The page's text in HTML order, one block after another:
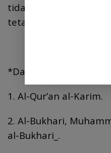
tidak hanya
tetapi juga menjamin
*Daftar Rujukan*
1. Al-Qur’an al-Karim.
2. Al-Bukhari,
al-Bukhari_.